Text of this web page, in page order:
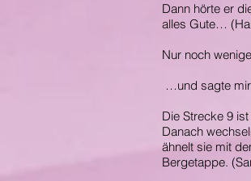
Dann hörte er
alles Gute…
Nur noch
…und sagte mir
Die Strecke 9
Danach
ähnelt sie mit
Bergetappe.